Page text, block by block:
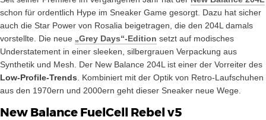
schon für ordentlich Hype im Sneaker Game gesorgt. Dazu hat sicher
auch die Star Power von Rosalia beigetragen, die den 204L damals
vorstellte. Die neue „Grey Days“-Edition setzt auf modisches
Understatement in einer sleeken, silbergrauen Verpackung aus
Synthetik und Mesh. Der New Balance 204L ist einer der Vorreiter des
Low-Profile-Trends . Kombiniert mit der Optik von Retro-Laufschuhen
aus den 1970ern und 2000ern geht dieser Sneaker neue Wege.
New Balance FuelCell Rebel v5